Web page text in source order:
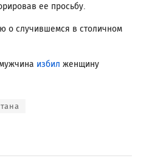
ее просьбу.
о случившемся в столичном
избил женщину